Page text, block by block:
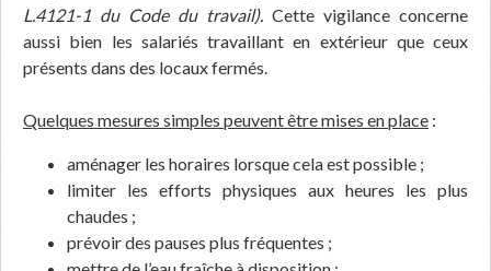
L.4121-1 du Code du travail). Cette vigilance concerne
aussi bien les salariés travaillant en extérieur que ceux
présents dans des locaux fermés.
Quelques mesures simples peuvent être mises en place :
aménager les horaires lorsque cela est possible ;
limiter les efforts physiques aux heures les plus
chaudes ;
prévoir des pauses plus fréquentes ;